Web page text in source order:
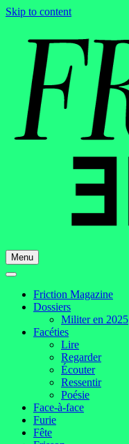
Skip to content
Menu
Friction Magazine
Dossiers
Militer en 2025
Facéties
Lire
Regarder
Écouter
Ressentir
Poésie
Face-à-face
Furie
Fête